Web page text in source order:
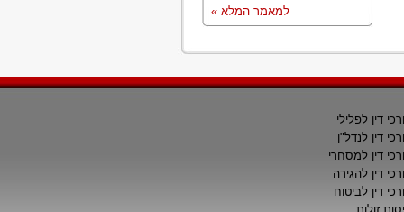
למאמר המלא »
דין לפלילי
דין לנדל"ן
דין למסחרי
דין להגירה
דין לביטוח